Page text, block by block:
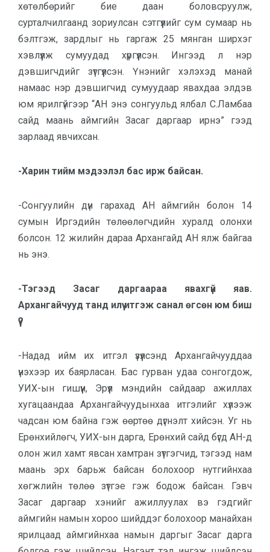
хөтөлбөрийг бие даан боловсруулж,
сурталчилгаанд зориулсан сэтгүүлийг сум сумаар нь
бэлтгэж, зардлыг нь гаргаж 25 мянган ширхэг
хэвлүүлж сумуудад хүргүүлсэн. Ингээд л нэр
дэвшигчдийг зүтгүүлсэн. Үнэнийг хэлэхэд манай
намаас нэр дэвшигчид сумуудаар явахдаа элдэв
юм ярилгүйгээр “АН энэ сонгуульд ялбал С.Ламбаа
сайд маань аймгийн Засаг даргаар ирнэ” гээд
зарлаад явчихсан.
-Харин тийм мэдээлэл бас ирж байсан.
-Сонгуулийн дүн гарахад АН аймгийн болон 14
сумын Иргэдийн төлөөлөгчдийн хуралд олонхи
болсон. 12 жилийн дараа Архангайд АН ялж байгаа
нь энэ.
-Тэгээд Засаг даргаараа явахгүй яав.
Архангайчууд танд илүү итгэж санал өгсөн юм биш
үү?
-Надад ийм их итгэл үзүүлсэнд Архангайчууддаа
үнэхээр их баярласан. Бас гурван удаа сонгогдож,
УИХ-ын гишүүн, Эрүүл мэндийн сайдаар ажиллах
хугацаандаа Архангайчуудынхаа итгэлийг хүлээж
чадсан юм байна гэж өөртөө дүгнэлт хийсэн. Уг нь
Ерөнхийлөгч, УИХ-ын дарга, Ерөнхий сайд бүгд АН-д
олон жил хамт явсан хамтран зүтгэгчид, тэгээд нам
маань эрх барьж байсан болохоор нутгийнхаа
хөгжлийн төлөө зүтгэе гэж бодож байсан. Гэвч
Засаг даргаар хэнийг ажиллуулах вэ гэдгийг
аймгийн намын хороо шийддэг болохоор манайхан
ярилцаад аймгийнхаа намын даргыг Засаг дарга